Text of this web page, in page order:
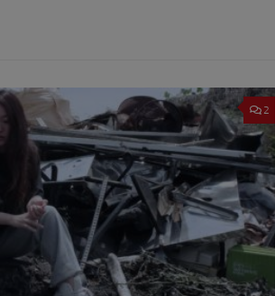
2